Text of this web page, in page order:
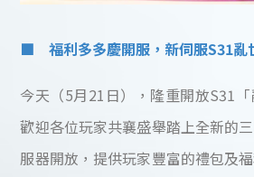
■ 福利多多慶開服，新伺服S31亂
今天（5月21日），隆重開放S31
歡迎各位玩家共襄盛舉踏上全新的
服器開放，提供玩家豐富的禮包及